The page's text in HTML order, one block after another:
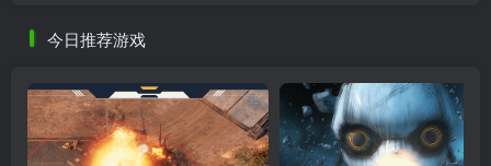
今日推荐游戏